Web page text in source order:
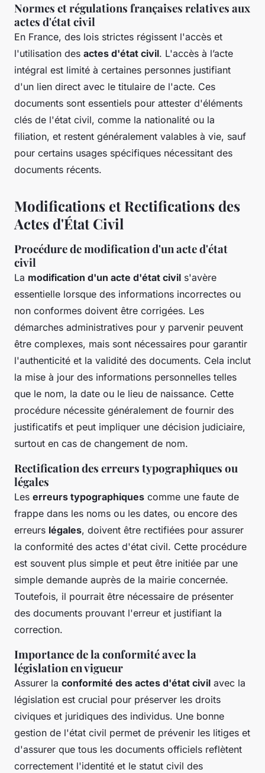
Normes et régulations françaises relatives aux
actes d'état civil
En France, des lois strictes régissent l'accès et
l'utilisation des actes d'état civil. L'accès à l’acte
intégral est limité à certaines personnes justifiant
d'un lien direct avec le titulaire de l'acte. Ces
documents sont essentiels pour attester d'éléments
clés de l'état civil, comme la nationalité ou la
filiation, et restent généralement valables à vie, sauf
pour certains usages spécifiques nécessitant des
documents récents.
Modifications et Rectifications des
Actes d'État Civil
Procédure de modification d'un acte d'état
civil
La modification d'un acte d'état civil s'avère
essentielle lorsque des informations incorrectes ou
non conformes doivent être corrigées. Les
démarches administratives pour y parvenir peuvent
être complexes, mais sont nécessaires pour garantir
l'authenticité et la validité des documents. Cela inclut
la mise à jour des informations personnelles telles
que le nom, la date ou le lieu de naissance. Cette
procédure nécessite généralement de fournir des
justificatifs et peut impliquer une décision judiciaire,
surtout en cas de changement de nom.
Rectification des erreurs typographiques ou
légales
Les erreurs typographiques comme une faute de
frappe dans les noms ou les dates, ou encore des
erreurs légales, doivent être rectifiées pour assurer
la conformité des actes d'état civil. Cette procédure
est souvent plus simple et peut être initiée par une
simple demande auprès de la mairie concernée.
Toutefois, il pourrait être nécessaire de présenter
des documents prouvant l'erreur et justifiant la
correction.
Importance de la conformité avec la
législation en vigueur
Assurer la conformité des actes d'état civil avec la
législation est crucial pour préserver les droits
civiques et juridiques des individus. Une bonne
gestion de l'état civil permet de prévenir les litiges et
d'assurer que tous les documents officiels reflètent
correctement l'identité et le statut civil des